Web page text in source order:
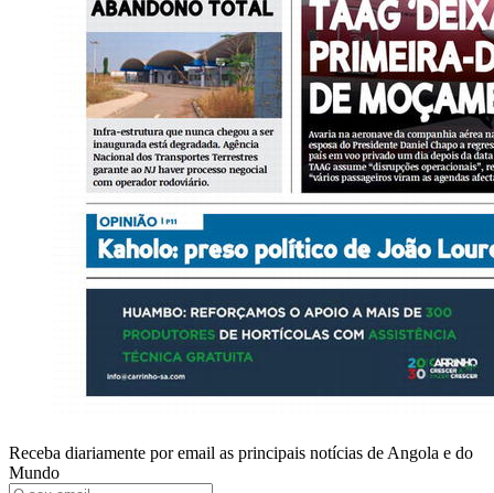
Receba diariamente por email as principais notícias de Angola e do
Mundo